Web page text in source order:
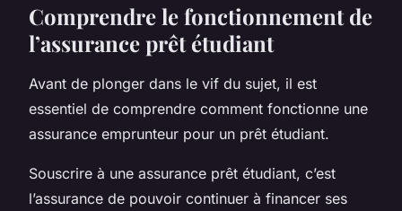
Comprendre le fonctionnement de
l’assurance prêt étudiant
Avant de plonger dans le vif du sujet, il est
essentiel de comprendre comment fonctionne une
assurance emprunteur pour un prêt étudiant.
Souscrire à une assurance prêt étudiant, c’est
l’assurance de pouvoir continuer à financer ses